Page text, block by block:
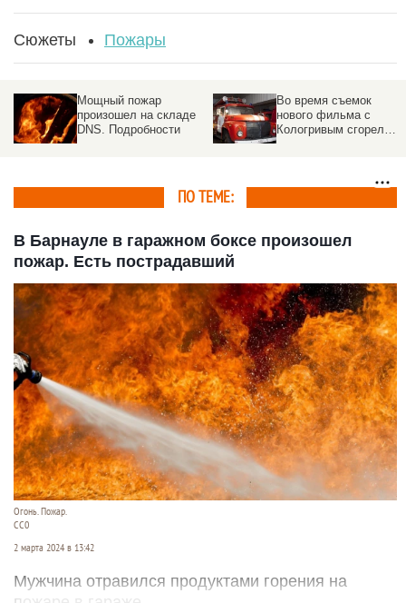
Сюжеты Пожары
Во время съемок
нового фильма с
Кологривым сгорел
Крупный пожар
произошел в
российском конно-
ПО ТЕМЕ:
В Барнауле в гаражном боксе произошел
пожар. Есть пострадавший
Огонь. Пожар.
CC0
2 марта 2024 в 13:42
Мужчина отравился продуктами горения на